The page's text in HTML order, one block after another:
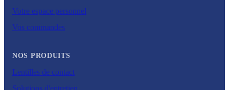
Votre espace personnel
Vos commandes
NOS PRODUITS
Lentilles de contact
Solutions d'entretien